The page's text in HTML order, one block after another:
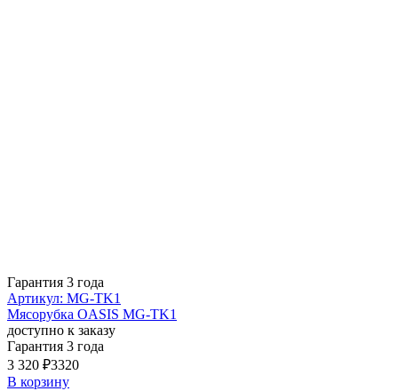
Гарантия 3 года
Артикул: MG-TK1
Мясорубка OASIS MG-TK1
доступно к заказу
Гарантия 3 года
3 320 ₽3320
В корзину